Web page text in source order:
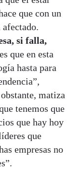
que con un
si falla,
que en esta
hasta para
matiza
tenemos que
que hay hoy
que
empresas no